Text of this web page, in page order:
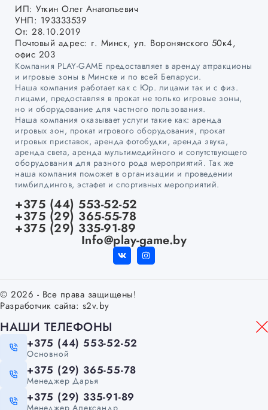
ИП: Уткин Олег Анатольевич
УНП: 193333539
От: 28.10.2019
Почтовый адрес: г. Минск, ул. Воронянского 50к4,
офис 203
Компания PLAY-GAME предоставляет в аренду аттракционы
и игровые зоны в Минске и по всей Беларуси.
Наша компания работает как с Юр. лицами так и с физ.
лицами, предоставляя в прокат не только игровые зоны,
но и оборудование для частного пользования.
Наша компания оказывает услуги такие как: аренда
игровых зон, прокат игрового оборудования, прокат
игровых приставок, аренда фотобудки, аренда звука,
аренда света, аренда мультимедийного и сопутствующего
оборудования для разного рода мероприятий. Так же
наша компания поможет в организации и проведении
тимбилдингов, эстафет и спортивных мероприятий.
+375 (44) 553-52-52
+375 (29) 365-55-78
+375 (29) 335-91-89
Info@play-game.by
© 2026 - Все права защищены!
Разработчик сайта: s2v.by
НАШИ ТЕЛЕФОНЫ
+375 (44) 553-52-52
Основной
+375 (29) 365-55-78
Менеджер Дарья
+375 (29) 335-91-89